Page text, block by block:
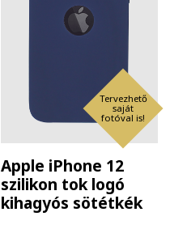
Tervezhető
saját
fotóval is!
Apple iPhone 12
szilikon tok logó
kihagyós sötétkék